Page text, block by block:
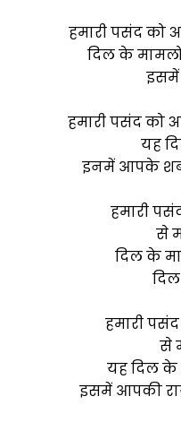
हमारी पसंद को
दिल के
इसमें
हमारी पसंद को
यह
इनमें आपके
हमारी
से
दिल के
हमारी
से
यह दिल के
इसमें आपकी